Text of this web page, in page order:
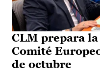
CLM prepara
Comité
de octubre